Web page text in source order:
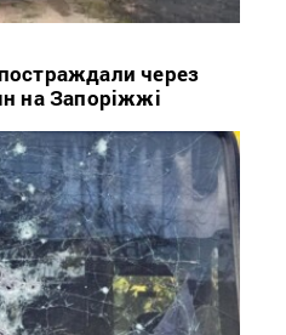
через
на Запоріжжі